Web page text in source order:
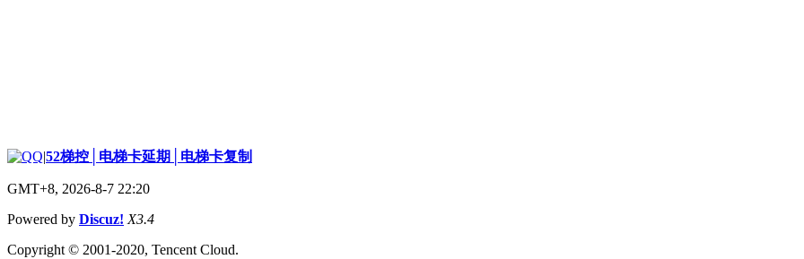
|52梯控│电梯卡延期│电梯卡复制
GMT+8, 2026-8-7 22:20
Powered by Discuz! X3.4
Copyright © 2001-2020, Tencent Cloud.